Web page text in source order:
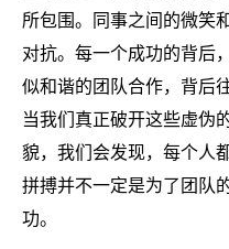
所包围。同事之间的微笑
对抗。每一个成功的背后
似和谐的团队合作，背后
当我们真正破开这些虚伪
貌，我们会发现，每个人
拼搏并不一定是为了团队
功。